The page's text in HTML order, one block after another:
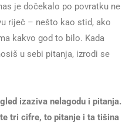
je dočekalo po povratku ne
riječ – nešto kao stid, ako
kakvo god to bilo. Kada
u sebi pitanja, izrodi se
izaziva nelagodu i pitanja.
tri cifre, to pitanje i ta tišina